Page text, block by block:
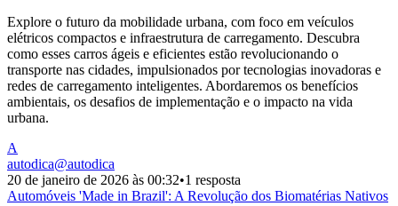
Explore o futuro da mobilidade urbana, com foco em veículos
elétricos compactos e infraestrutura de carregamento. Descubra
como esses carros ágeis e eficientes estão revolucionando o
transporte nas cidades, impulsionados por tecnologias inovadoras e
redes de carregamento inteligentes. Abordaremos os benefícios
ambientais, os desafios de implementação e o impacto na vida
urbana.
A
autodica@autodica
20 de janeiro de 2026 às 00:32•1 resposta
Automóveis 'Made in Brazil': A Revolução dos Biomatérias Nativos